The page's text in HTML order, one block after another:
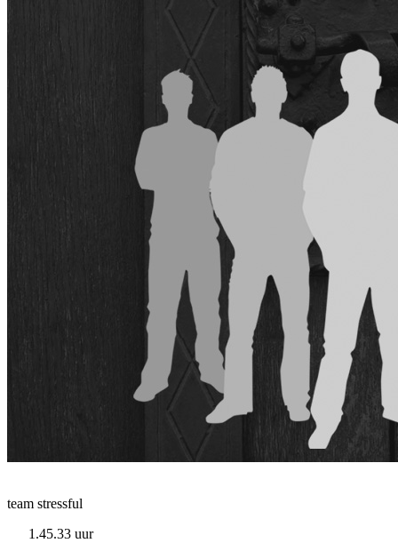
team stressful
1.45.33 uur